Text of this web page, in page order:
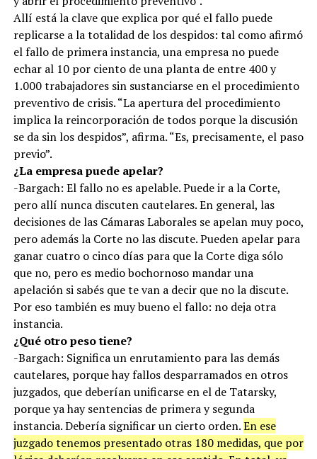
y abrir el procedimiento preventivo”.
Allí está la clave que explica por qué el fallo puede
replicarse a la totalidad de los despidos: tal como afirmó
el fallo de primera instancia, una empresa no puede
echar al 10 por ciento de una planta de entre 400 y
1.000 trabajadores sin sustanciarse en el procedimiento
preventivo de crisis. “La apertura del procedimiento
implica la reincorporación de todos porque la discusión
se da sin los despidos”, afirma. “Es, precisamente, el paso
previo”.
¿La empresa puede apelar?
-Bargach: El fallo no es apelable. Puede ir a la Corte,
pero allí nunca discuten cautelares. En general, las
decisiones de las Cámaras Laborales se apelan muy poco,
pero además la Corte no las discute. Pueden apelar para
ganar cuatro o cinco días para que la Corte diga sólo
que no, pero es medio bochornoso mandar una
apelación si sabés que te van a decir que no la discute.
Por eso también es muy bueno el fallo: no deja otra
instancia.
¿Qué otro peso tiene?
-Bargach: Significa un enrutamiento para las demás
cautelares, porque hay fallos desparramados en otros
juzgados, que deberían unificarse en el de Tatarsky,
porque ya hay sentencias de primera y segunda
instancia. Debería significar un cierto orden.En ese
juzgado tenemos presentado otras 180 medidas, que por